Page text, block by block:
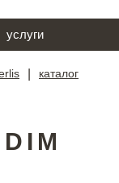
услуги
каталог